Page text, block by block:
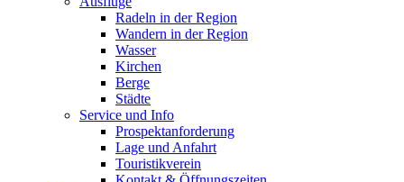
Radeln in der Region
Wandern in der Region
Wasser
Kirchen
Berge
Städte
Service und Info
Prospektanforderung
Lage und Anfahrt
Touristikverein